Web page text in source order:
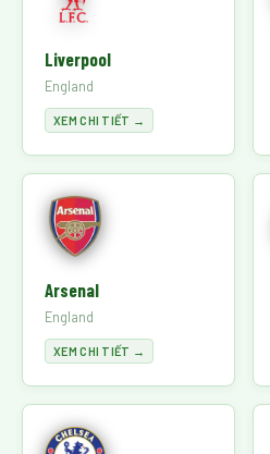
Liverpool
England
XEM CHI TIẾT →
Arsenal
England
XEM CHI TIẾT →